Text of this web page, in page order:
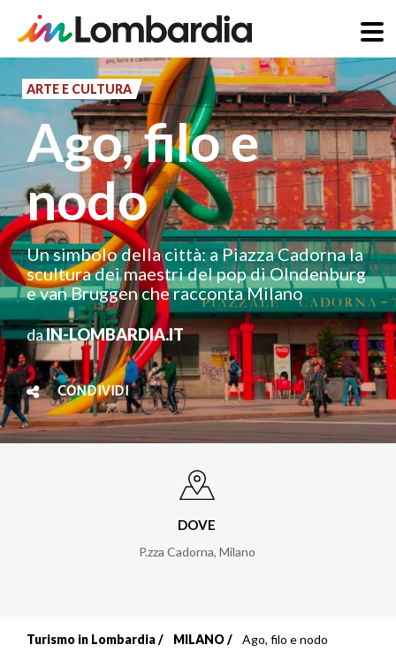
Salta
al
contenuto
principale
ARTE E CULTURA
Ago, filo e
nodo
Un simbolo della città: a Piazza Cadorna la
scultura dei maestri del pop di Olndenburg
e van Bruggen che racconta Milano
daIN-LOMBARDIA.IT
CONDIVIDI
DOVE
P.zza Cadorna, Milano
Turismo in Lombardia MILANO Ago, filo e nodo